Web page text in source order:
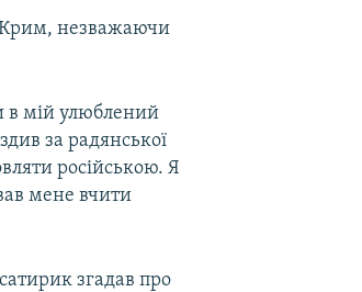
Крим, незважаючи
в мій улюблений
за радянської
російською. Я
мене вчити
згадав про